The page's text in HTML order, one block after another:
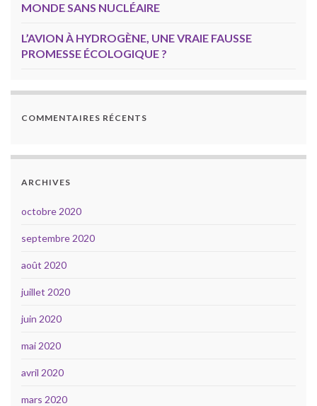
MONDE SANS NUCLÉAIRE
L’AVION À HYDROGÈNE, UNE VRAIE FAUSSE
PROMESSE ÉCOLOGIQUE ?
COMMENTAIRES RÉCENTS
ARCHIVES
octobre 2020
septembre 2020
août 2020
juillet 2020
juin 2020
mai 2020
avril 2020
mars 2020